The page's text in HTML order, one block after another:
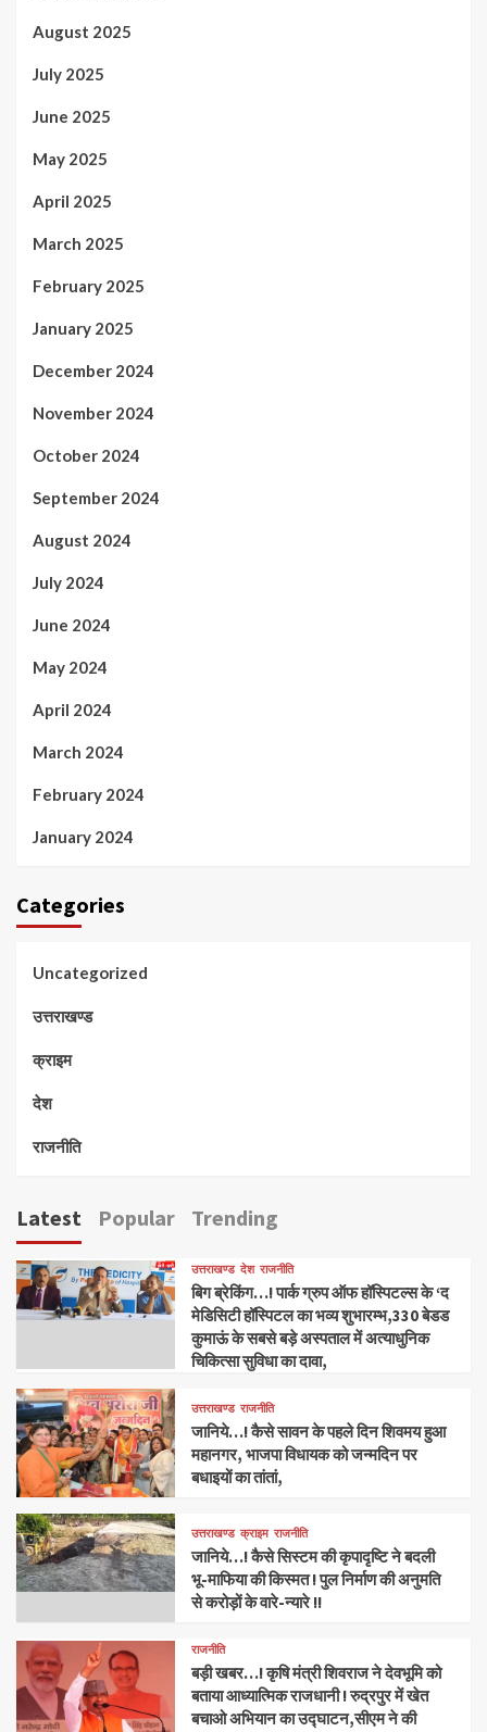
August 2025
July 2025
June 2025
May 2025
April 2025
March 2025
February 2025
January 2025
December 2024
November 2024
October 2024
September 2024
August 2024
July 2024
June 2024
May 2024
April 2024
March 2024
February 2024
January 2024
Categories
Uncategorized
उत्तराखण्ड
क्राइम
देश
राजनीति
Latest Popular Trending
उत्तराखण्ड देश राजनीति
बिग ब्रेकिंग…! पार्क ग्रुप ऑफ हॉस्पिटल्स के ‘द
मेडिसिटी हॉस्पिटल का भव्य शुभारम्भ,330 बेडड
कुमाऊं के सबसे बड़े अस्पताल में अत्याधुनिक
चिकित्सा सुविधा का दावा,
उत्तराखण्ड राजनीति
जानिये…! कैसे सावन के पहले दिन शिवमय हुआ
महानगर, भाजपा विधायक को जन्मदिन पर
बधाइयों का तांतां,
उत्तराखण्ड क्राइम राजनीति
जानिये…! कैसे सिस्टम की कृपादृष्टि ने बदली
भू-माफिया की किस्मत ! पुल निर्माण की अनुमति
से करोड़ों के वारे-न्यारे !!
राजनीति
बड़ी खबर…! कृषि मंत्री शिवराज ने देवभूमि को
बताया आध्यात्मिक राजधानी ! रुद्रपुर में खेत
बचाओ अभियान का उद्घाटन,सीएम ने की